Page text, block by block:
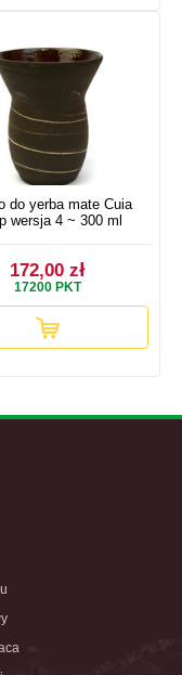
do yerba mate Cuia
wersja 4 ~ 300 ml
172,00 zł
17200PKT